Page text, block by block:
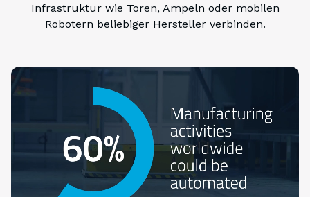
Infrastruktur wie Toren, Ampeln oder mobilen
Robotern beliebiger Hersteller verbinden.